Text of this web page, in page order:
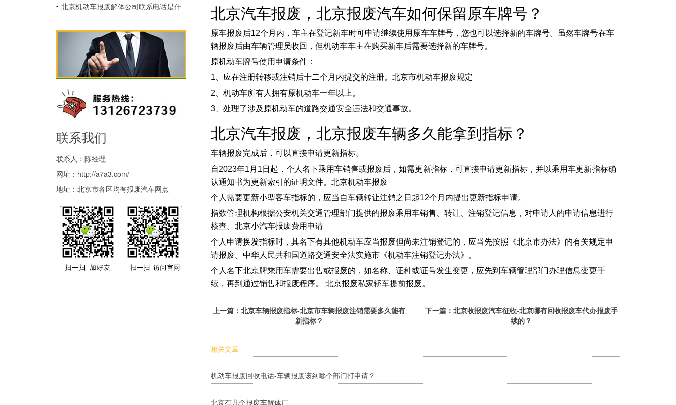
京国三车报废有补贴吗？
北京机动车报废解体公司联系电话是什
联系我们
联系人：陈经理
网址： http://a7a3.com/
地址：北京市各区均有报废汽车网点
​北京汽车报废，北京报废汽车如何保留原车牌号？
原车报废后12个月内，车主在登记新车时可申请继续使用原车车牌号，您也可以选择新的车牌号。虽然车牌号在车
辆报废后由车辆管理员收回，但机动车车主在购买新车后需要选择新的车牌号。
原机动车牌号使用申请条件：
1、应在注册转移或注销后十二个月内提交的注册。北京市机动车报废规定
2、机动车所有人拥有原机动车一年以上。
3、处理了涉及原机动车的道路交通安全违法和交通事故。
北京汽车报废，北京报废车辆多久能拿到指标？
车辆报废完成后，可以直接申请更新指标。
自2023年1月1日起，个人名下乘用车销售或报废后，如需更新指标，可直接申请更新指标，并以乘用车更新指标确
认通知书为更新索引的证明文件。北京机动车报废
个人需要更新小型客车指标的，应当自车辆转让注销之日起12个月内提出更新指标申请。
指数管理机构根据公安机关交通管理部门提供的报废乘用车销售、转让、注销登记信息，对申请人的申请信息进行
核查。北京小汽车报废费用申请
个人申请换发指标时，其名下有其他机动车应当报废但尚未注销登记的，应当先按照《北京市办法》的有关规定申
请报废。中华人民共和国道路交通安全法实施市《机动车注销登记办法》。
个人名下北京牌乘用车需要出售或报废的，如名称、证种或证号发生变更，应先到车辆管理部门办理信息变更手
续，再到通过销售和报废程序。 北京报废私家轿车提前报废。
上一篇：北京车辆报废指标-北京市车辆报废注销需要多久能有
新指标？
下一篇： 北京收报废汽车征收-北京哪有回收报废车代办报废手
续的？
相关文章
机动车报废回收电话-车辆报废该到哪个部门打申请？
北京有几个报废车解体厂